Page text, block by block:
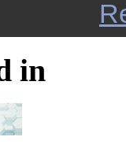
in